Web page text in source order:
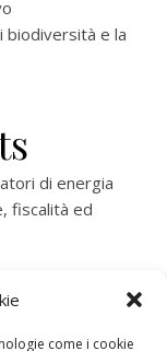
come i cookie
biodiversità e la
di energia
fiscalità ed
fiscalità ed